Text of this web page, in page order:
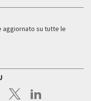
aggiornato su tutte le